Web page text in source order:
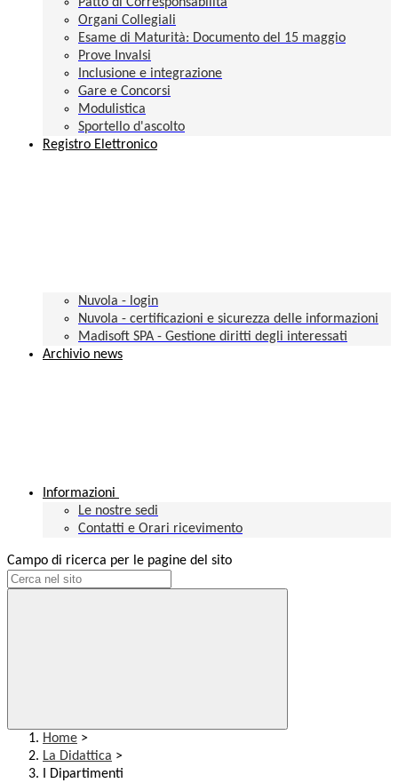
Patto di Corresponsabilità
Organi Collegiali
Esame di Maturità: Documento del 15 maggio
Prove Invalsi
Inclusione e integrazione
Gare e Concorsi
Modulistica
Sportello d'ascolto
Registro Elettronico
Nuvola - login
Nuvola - certificazioni e sicurezza delle informazioni
Madisoft SPA - Gestione diritti degli interessati
Archivio news
Informazioni
Le nostre sedi
Contatti e Orari ricevimento
Campo di ricerca per le pagine del sito
Home >
La Didattica >
I Dipartimenti